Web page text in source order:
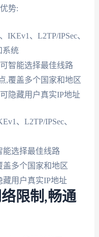
势:
、L2TP/IPSec、
系统
智能选择最佳线路
,覆盖多个国家和地区
隐藏用户真实IP地址
、L2TP/IPSec、
能选择最佳线路
多个国家和地区
用户真实IP地址
限制,畅通